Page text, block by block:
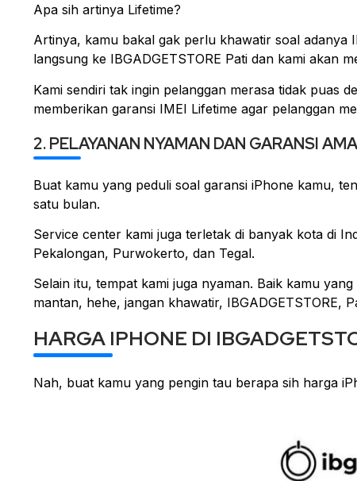
Apa sih artinya Lifetime?
Artinya, kamu bakal gak perlu khawatir soal adanya
langsung ke IBGADGETSTORE Pati dan kami akan
Kami sendiri tak ingin pelanggan merasa tidak puas
memberikan garansi IMEI Lifetime agar pelanggan
2. PELAYANAN NYAMAN DAN GARANSI
Buat kamu yang peduli soal garansi iPhone kamu,
satu bulan.
Service center kami juga terletak di banyak kota di
Pekalongan, Purwokerto, dan Tegal.
Selain itu, tempat kami juga nyaman. Baik kamu
mantan, hehe, jangan khawatir, IBGADGETSTORE,
HARGA IPHONE DI
Nah, buat kamu yang pengin tau berapa sih harga